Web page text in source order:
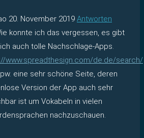
20. November 2019 Antworten
konnte ich das vergessen, es gibt
auch tolle Nachschlage-Apps.
www.spreadthesign.com/de.de/search/
eine sehr schöne Seite, deren
Version der App auch sehr
ist um Vokabeln in vielen
nachzuschauen.